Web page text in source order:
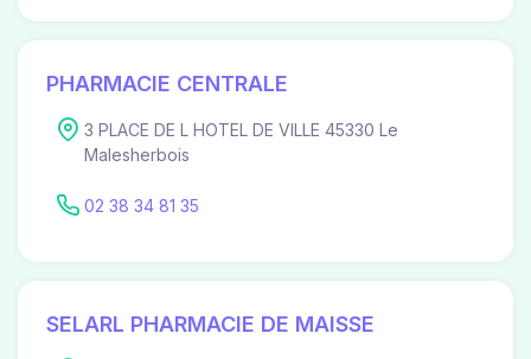
PHARMACIE CENTRALE
3 PLACE DE L HOTEL DE VILLE 45330 Le
Malesherbois
02 38 34 81 35
SELARL PHARMACIE DE MAISSE